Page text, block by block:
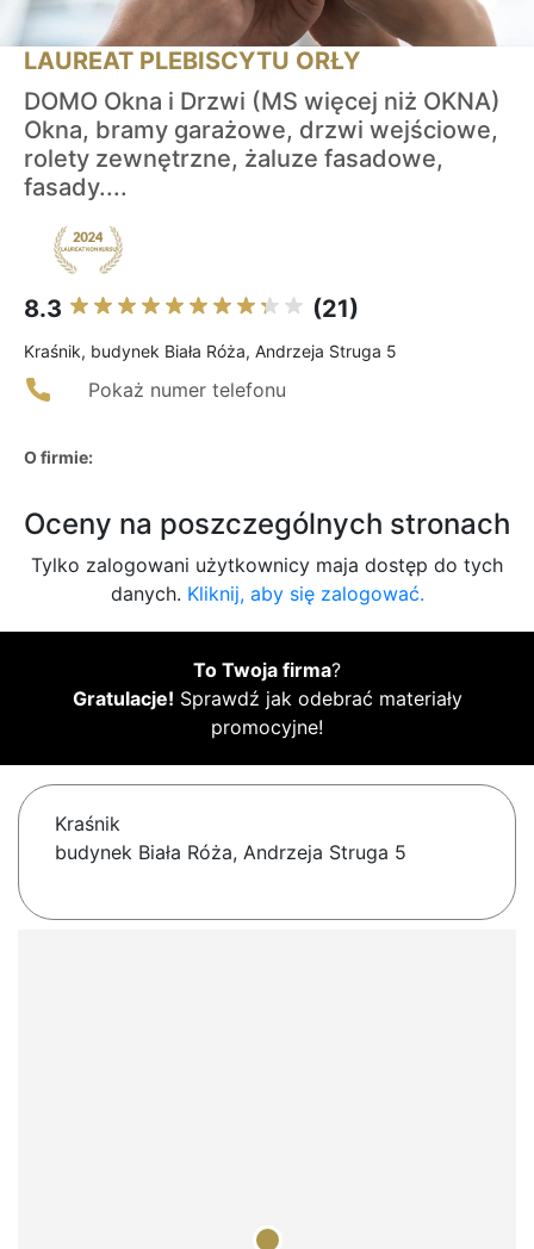
LAUREAT PLEBISCYTU ORŁY
DOMO Okna i Drzwi (MS więcej niż OKNA)
Okna, bramy garażowe, drzwi wejściowe,
rolety zewnętrzne, żaluze fasadowe,
fasady....
8.3 (21)
Kraśnik, budynek Biała Róża, Andrzeja Struga 5
Pokaż numer telefonu
O firmie:
Oceny na poszczególnych stronach
Tylko zalogowani użytkownicy maja dostęp do tych
danych. Kliknij, aby się zalogować.
To Twoja firma?
Gratulacje! Sprawdź jak odebrać materiały
promocyjne!
Kraśnik
budynek Biała Róża, Andrzeja Struga 5